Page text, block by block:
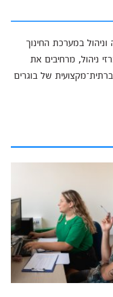
במערכת החינוך
ניהול, מרחיבים את
של בוגרים